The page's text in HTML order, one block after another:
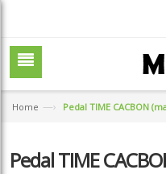
Home —› Pedal TIME CACBON
Pedal TIME